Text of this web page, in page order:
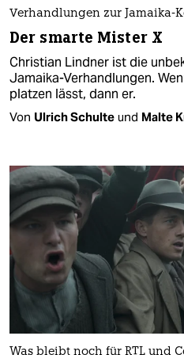
Verhandlungen zur Jamaika-
Der smarte Mister X
Christian Lindner ist die
Jamaika-Verhandlungen.
platzen lässt, dann er.
Von Ulrich Schulte und Malte
Was bleibt noch für RTL und